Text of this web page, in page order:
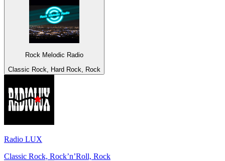
Rock Melodic Radio
Classic Rock, Hard Rock, Rock
Radio LUX
Classic Rock, Rock’n’Roll, Rock